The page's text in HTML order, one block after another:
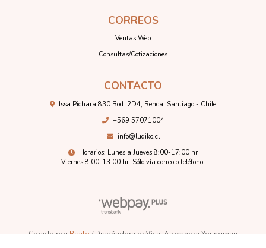
CORREOS
Ventas Web
Consultas/Cotizaciones
CONTACTO
Issa Pichara 830 Bod. 2D4, Renca, Santiago - Chile
+569 57071004
info@ludiko.cl
Horarios: Lunes a Jueves 8:00-17:00 hr
Viernes 8:00-13:00 hr. Sólo vía correo o teléfono.
Creado porBsale / Diseñadora gráfica: Alexandra Youngman